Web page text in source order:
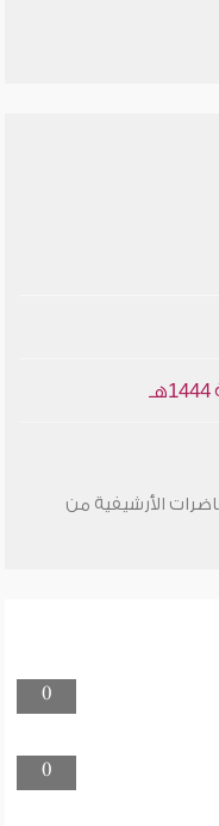
الأرشيفية من
0
0